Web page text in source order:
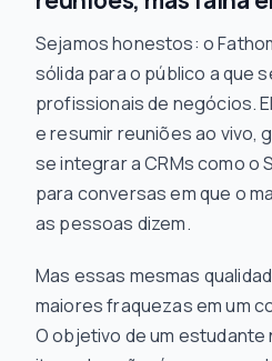
Sejamos honestos: o
sólida para o público a que
profissionais de negócios.
e resumir reuniões ao vivo,
se integrar a CRMs como o
para conversas em que o
as pessoas dizem.
Mas essas mesmas
maiores fraquezas em um
O objetivo de um estudante